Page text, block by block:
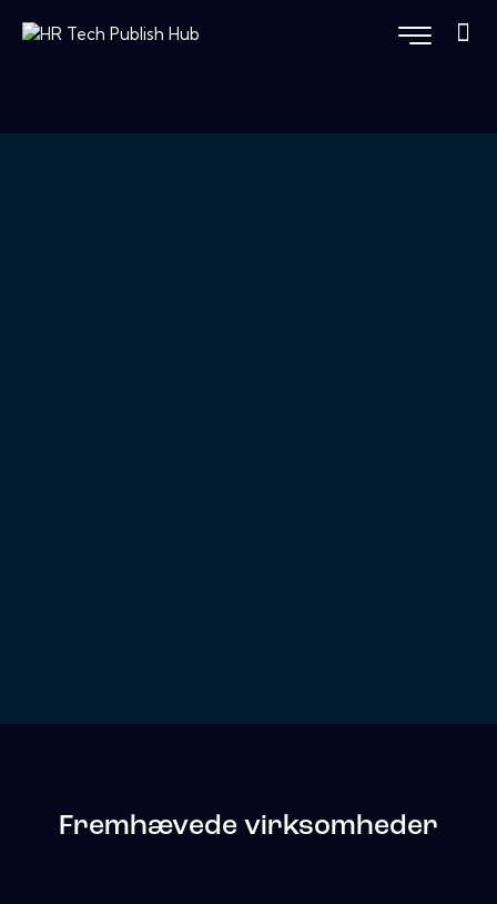
Fremhævede virksomheder